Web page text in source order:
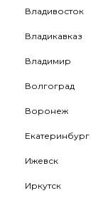
Владивосток
Владикавказ
Владимир
Волгоград
Воронеж
Екатеринбург
Ижевск
Иркутск